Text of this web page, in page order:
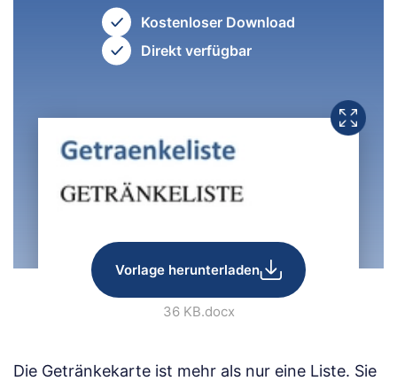
Kostenloser Download
Direkt verfügbar
Vorlage herunterladen
36 KB.docx
Die Getränkekarte ist mehr als nur eine Liste. Sie